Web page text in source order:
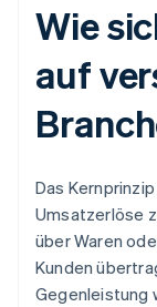
Wie
auf
Das
Umsatzerlöse
über Waren
Kunden
Gegenleistung